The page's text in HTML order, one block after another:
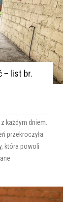
– list br.
każdym dniem.
przekroczyła
która powoli